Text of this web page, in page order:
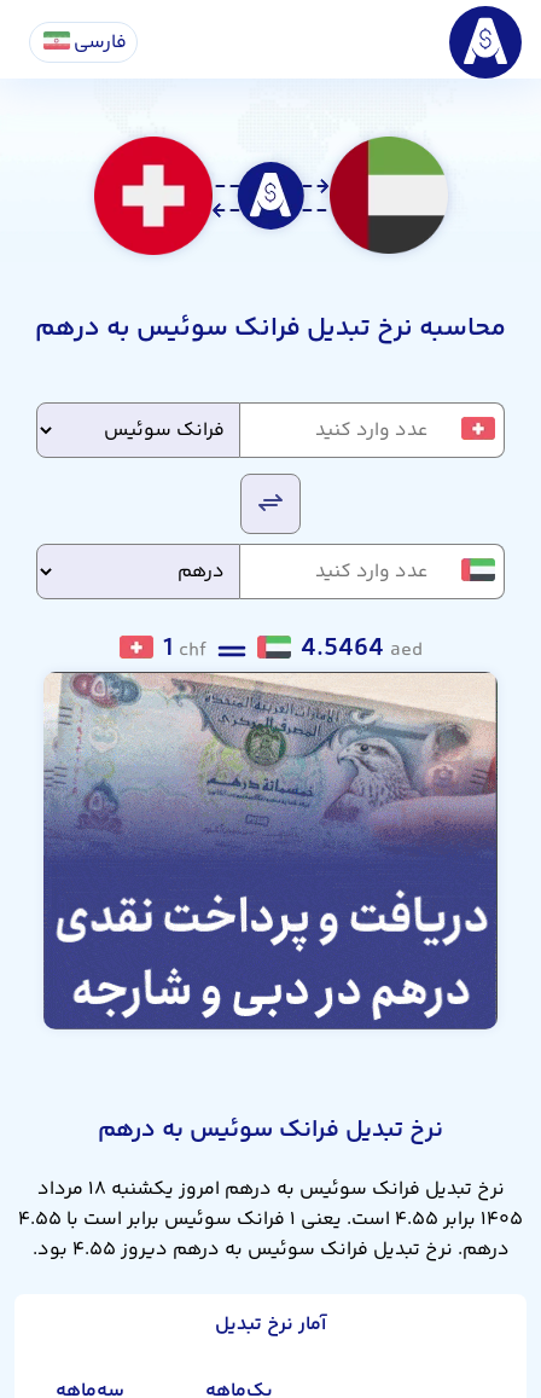
فارسی
محاسبه نرخ تبدیل فرانک سوئیس به درهم
1 chf 4.5464 aed
نرخ تبدیل فرانک سوئیس به درهم
نرخ تبدیل فرانک سوئیس به درهم امروز یکشنبه ۱۸ مرداد
۱۴۰۵ برابر ۴.۵۵ است. یعنی ۱ فرانک سوئیس برابر است با ۴.۵۵
درهم. نرخ تبدیل فرانک سوئیس به درهم دیروز ۴.۵۵ بود.
آمار نرخ تبدیل
یک‌ماهه
سه‌ماهه